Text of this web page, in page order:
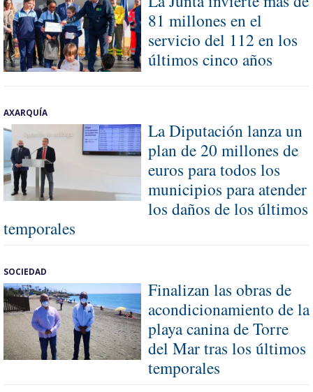
81 millones en el
servicio del 112 en los
últimos cinco años
AXARQUÍA
La Diputación lanza un
plan de 20 millones de
euros para todos los
municipios para atender
los daños de los últimos
temporales
SOCIEDAD
Finalizan las obras de
acondicionamiento de la
playa canina de Torre
del Mar tras los últimos
temporales